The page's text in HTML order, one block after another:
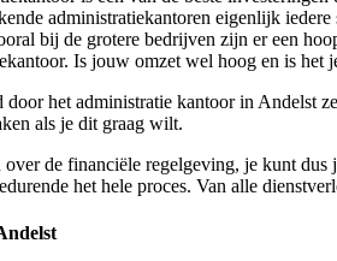
administratiekantoren eigenlijk
bij de grotere bedrijven zijn er een
Is jouw omzet wel hoog en is het
het administratie kantoor in Andelst
als je dit graag wilt.
de financiële regelgeving, je kunt
het hele proces. Van alle